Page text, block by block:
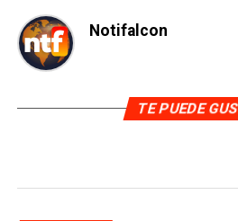
Notifalcon
TE PUEDE